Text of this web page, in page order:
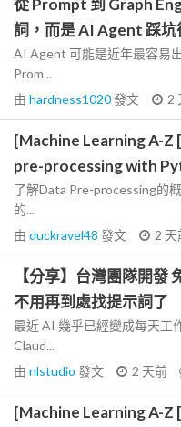
從 Prompt 到 Graph
詞，而是 AI Agent 踩坑
AI Agent 可能是近年最容易
Prom...
由 hardness1020發文 2
[Machine Learning A-Z
pre-processing with
了解Data Pre-processing的
的...
由 duckravel48 發文 2 天
【分享】台灣團隊開
不用再到處找提示詞了
最近 AI 幾乎已經變成每天工
Claud...
由 nlstudio 發文 2 天前
[Machine Learning A-Z